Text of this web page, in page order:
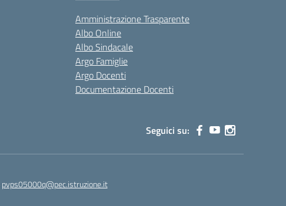
Amministrazione Trasparente
Albo Online
Albo Sindacale
Argo Famiglie
Argo Docenti
Documentazione Docenti
Seguici su:
pvps05000q@pec.istruzione.it